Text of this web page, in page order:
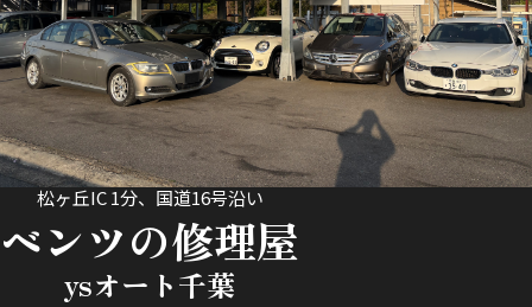
松ヶ丘IC 1分、国道16号沿い
ベンツの修理屋
ysオート千葉